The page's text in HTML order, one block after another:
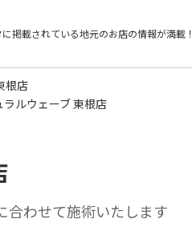
掲載されている地元のお店の情報が満載！
根店
ラルウェーブ 東根店
合わせて施術いたします